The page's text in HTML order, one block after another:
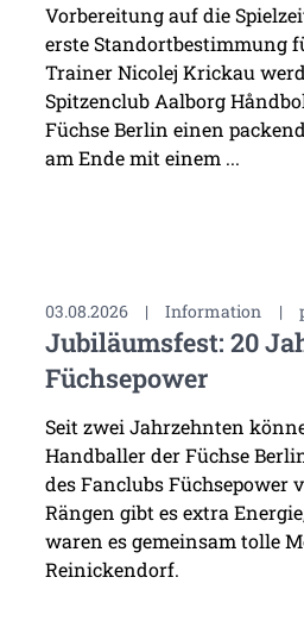
Vorbereitung auf die
erste Standortbestimmung
Trainer Nicolej Krickau
Spitzenclub Aalborg
Füchse Berlin einen
am Ende mit einem ...
03.08.2026 | Information |
Jubiläumsfest: 20
Füchsepower
Seit zwei Jahrzehnten
Handballer der Füchse
des Fanclubs Füchsepower
Rängen gibt es extra
waren es gemeinsam tolle
Reinickendorf.